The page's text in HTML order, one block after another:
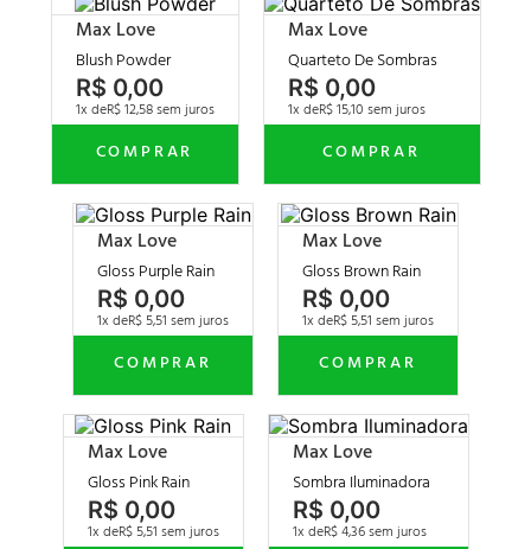
Max Love
Blush Powder
R$ 0,00
1 R$12,58
Max Love
Quarteto De Sombras
R$ 0,00
1 R$15,10
Max Love
Gloss Purple Rain
R$ 0,00
1 R$5,51
Max Love
Gloss Brown Rain
R$ 0,00
1 R$5,51
Max Love
Gloss Pink Rain
R$ 0,00
1 R$5,51
Max Love
Sombra Iluminadora
R$ 0,00
1 R$4,36
º anabolizante
mealiza